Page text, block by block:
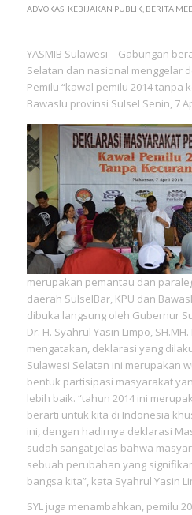
ADVOKASI KEBIJAKAN PUBLIK, BERITA
YASMIB Sulawesi – Gabungan
Selatan dan nasional menggelar
Pemilu “kawal pemilu 2014 tanpa
Bawaslu provinsi Sulsel Senin, 7
merupakan pemantau dan
daerah SulselBar, KPU dan
dibuka langsung oleh Gubernur
Dr. H. Syahrul Yasin Limpo,
mengatakan, deklarasi yang
Sulawesi Selatan ini merupakan
bentuk partisipasi masyarakat
lebih baik. “tahun 2014 ini
berarti untuk kita di Indonesia
ini, dengan hadirnya deklarasi
sudah sangat jelas bahwa
sebuah perubahan yang
bangsa kita”, kata Syahrul Yasin
SYL juga menambahkan, pemilu